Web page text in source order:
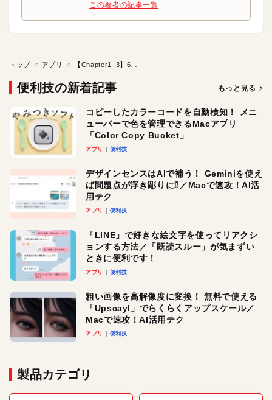
この著者の記事一覧
トップ アプリ
便利技の新着記事 もっと見る
コピーしたカラーコードを自動検知！ メニ
ューバーで色を管理できるMacアプリ
「Color Copy Bucket」
アプリ 便利技
デザインセンスはAIで補う！ Geminiを使え
ば問題点が浮き彫りに⁉︎／Macで速攻！AI活
用テク
アプリ 便利技
「LINE」で好きな絵文字を使ってリアクシ
ョンする方法／「既読スルー」が気まずい
ときに便利です！
アプリ 便利技
粗い画像を高解像度に変換！ 無料で使える
「Upscayl」でらくらくアップスケール／
Macで速攻！AI活用テク
アプリ 便利技
製品カテゴリ